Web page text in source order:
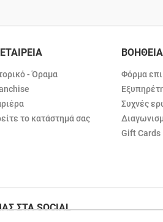
- Όραμα
το κατάστημά σας
ΒΟΗΘΕΙΑ
Φόρμα
Συχνές
Gift
ΣΤΑ SOCIAL